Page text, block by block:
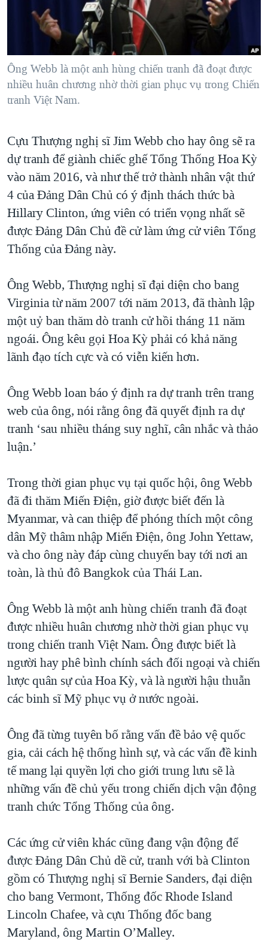
NGƯỜI VIỆT HẢI NGOẠI
ĐỜI SỐNG
KINH TẾ
KHOA HỌC
SỨC KHOẺ
THỂ THAO
GIÁO DỤC
HÀNH TRÌNH BẦU CỬ 2024
MỘT NĂM CHIẾN TRANH TẠI DẢI GAZA
GIẢI MÃ VÀNH ĐAI & CON ĐƯỜNG
NGÀY TỊ NẠN THẾ GIỚI
CHI PHÍ CHIẾN TRANH AFGHANISTAN
CÁC GIÁ TRỊ CỘNG HÒA Ở VIỆT NAM
THƯỢNG ĐỈNH TRUMP-KIM TẠI VIỆT NAM
TRỊNH VĨNH BÌNH VS. CHÍNH PHỦ VIỆT NAM
NGƯ DÂN VIỆT VÀ LÀN SÓNG TRỘM HẢI SÂM
QUAN HỆ VIỆT MỸ
VIDEO
MẠNG XÃ HỘI
Ông Webb là một anh hùng chiến tranh đã đoạt được
nhiều huân chương nhờ thời gian phục vụ trong Chiến
tranh Việt Nam.
Cựu Thượng nghị sĩ Jim Webb cho hay ông sẽ ra
dự tranh để giành chiếc ghế Tổng Thống Hoa Kỳ
vào năm 2016, và như thế trở thành nhân vật thứ
4 của Đảng Dân Chủ có ý định thách thức bà
Hillary Clinton, ứng viên có triển vọng nhất sẽ
được Đảng Dân Chủ đề cử làm ứng cử viên Tổng
Thống của Đảng này.
Ông Webb, Thượng nghị sĩ đại diện cho bang
Virginia từ năm 2007 tới năm 2013, đã thành lập
một uỷ ban thăm dò tranh cử hồi tháng 11 năm
ngoái. Ông kêu gọi Hoa Kỳ phải có khả năng
lãnh đạo tích cực và có viễn kiến hơn.
Ông Webb loan báo ý định ra dự tranh trên trang
web của ông, nói rằng ông đã quyết định ra dự
tranh ‘sau nhiều tháng suy nghĩ, cân nhắc và thảo
luận.’
Trong thời gian phục vụ tại quốc hội, ông Webb
đã đi thăm Miến Điện, giờ được biết đến là
Myanmar, và can thiệp để phóng thích một công
dân Mỹ thâm nhập Miến Điện, ông John Yettaw,
và cho ông này đáp cùng chuyến bay tới nơi an
toàn, là thủ đô Bangkok của Thái Lan.
Ông Webb là một anh hùng chiến tranh đã đoạt
được nhiều huân chương nhờ thời gian phục vụ
trong chiến tranh Việt Nam. Ông được biết là
người hay phê bình chính sách đối ngoại và chiến
lược quân sự của Hoa Kỳ, và là người hậu thuẫn
các binh sĩ Mỹ phục vụ ở nước ngoài.
Ông đã từng tuyên bố rằng vấn đề bảo vệ quốc
gia, cải cách hệ thống hình sự, và các vấn đề kinh
tế mang lại quyền lợi cho giới trung lưu sẽ là
những vấn đề chủ yếu trong chiến dịch vận động
tranh chức Tổng Thống của ông.
Các ứng cử viên khác cũng đang vận động để
được Đảng Dân Chủ dề cử, tranh với bà Clinton
gồm có Thượng nghị sĩ Bernie Sanders, đại diện
cho bang Vermont, Thống đốc Rhode Island
Lincoln Chafee, và cựu Thống đốc bang
Maryland, ông Martin O’Malley.